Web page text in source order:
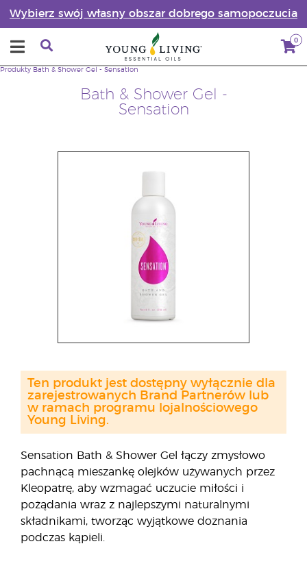
Wybierz swój własny obszar dobrego samopoczucia
0
Bath & Shower Gel -
Sensation
Produkty Bath & Shower Gel - Sensation
Sensation Bath & Shower Gel łączy zmysłowo
pachnącą mieszankę olejków używanych przez
Kleopatrę, aby wzmagać uczucie miłości i
pożądania wraz z najlepszymi naturalnymi
składnikami, tworząc wyjątkowe doznania
podczas kąpieli.
Ten produkt jest dostępny wyłącznie dla
zarejestrowanych Brand Partnerów lub
w ramach programu lojalnościowego
Young Living.